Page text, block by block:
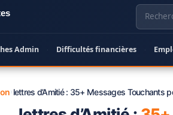
Admin · Difficultés financières ·
› lettres d’Amitié : 35+ Messages Touchants